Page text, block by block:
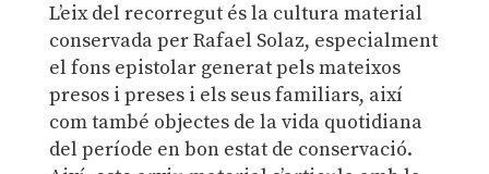
L’eix del recorregut és la cultura material
conservada per Rafael Solaz, especialment
el fons epistolar generat pels mateixos
presos i preses i els seus familiars, així
com també objectes de la vida quotidiana
del període en bon estat de conservació.